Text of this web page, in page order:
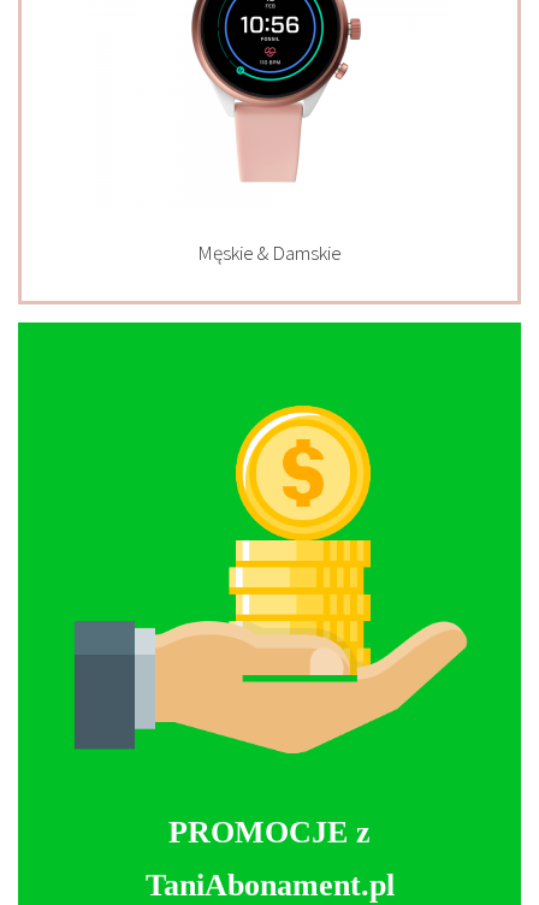
Męskie & Damskie
PROMOCJE z
TaniAbonament.pl